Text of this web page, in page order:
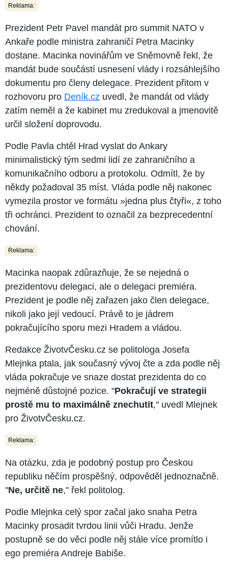
Reklama:
Prezident Petr Pavel mandát pro summit NATO v
Ankaře podle ministra zahraničí Petra Macinky
dostane. Macinka novinářům ve Sněmovně řekl, že
mandát bude součástí usnesení vlády i rozsáhlejšího
dokumentu pro členy delegace. Prezident přitom v
rozhovoru pro Deník.cz uvedl, že mandát od vlády
zatím neměl a že kabinet mu zredukoval a jmenovitě
určil složení doprovodu.
Podle Pavla chtěl Hrad vyslat do Ankary
minimalistický tým sedmi lidí ze zahraničního a
komunikačního odboru a protokolu. Odmítl, že by
někdy požadoval 35 míst. Vláda podle něj nakonec
vymezila prostor ve formátu »jedna plus čtyři«, z toho
tři ochránci. Prezident to označil za bezprecedentní
chování.
Reklama:
Macinka naopak zdůrazňuje, že se nejedná o
prezidentovu delegaci, ale o delegaci premiéra.
Prezident je podle něj zařazen jako člen delegace,
nikoli jako její vedoucí. Právě to je jádrem
pokračujícího sporu mezi Hradem a vládou.
Redakce ŽivotvČesku.cz se politologa Josefa
Mlejnka ptala, jak současný vývoj čte a zda podle něj
vláda pokračuje ve snaze dostat prezidenta do co
nejméně důstojné pozice. "Pokračují ve strategii
prostě mu to maximálně znechutit," uvedl Mlejnek
pro ŽivotvČesku.cz.
Reklama:
Na otázku, zda je podobný postup pro Českou
republiku něčím prospěšný, odpověděl jednoznačně.
"Ne, určitě ne," řekl politolog.
Podle Mlejnka celý spor začal jako snaha Petra
Macinky prosadit tvrdou linii vůči Hradu. Jenže
postupně se do věci podle něj stále více promítlo i
ego premiéra Andreje Babiše.